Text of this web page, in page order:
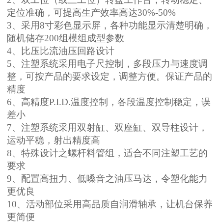
定位准确，可提高生产效率高达30%-50%
3、采用8寸彩色显示屏，各种功能显示清楚明确，
随机储存200组模组成型参数
4、比压比流油压回路设计
5、注塑系统采用电子尺控制，多段压力与速度调
整，可按产品的要求设定，调整方便。保证产品的
精度
6、高精度P.I.D.温度控制，各段温度控制稳定，误
差小
7、注塑系统采用双射缸、双座缸、双导柱设计，
运动平稳，射出精度高
8、特殊设计之螺杆料管组，适合不同注塑工艺的
要求
9、配置高扭力、低嗓音之油压马达，令塑化能力
更优良
10、活动部位采用高品质自润滑轴承，让机台保养
更简便